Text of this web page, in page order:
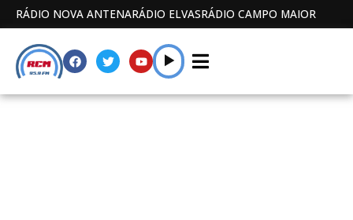
RÁDIO NOVA ANTENARÁDIO ELVASRÁDIO CAMPO MAIOR